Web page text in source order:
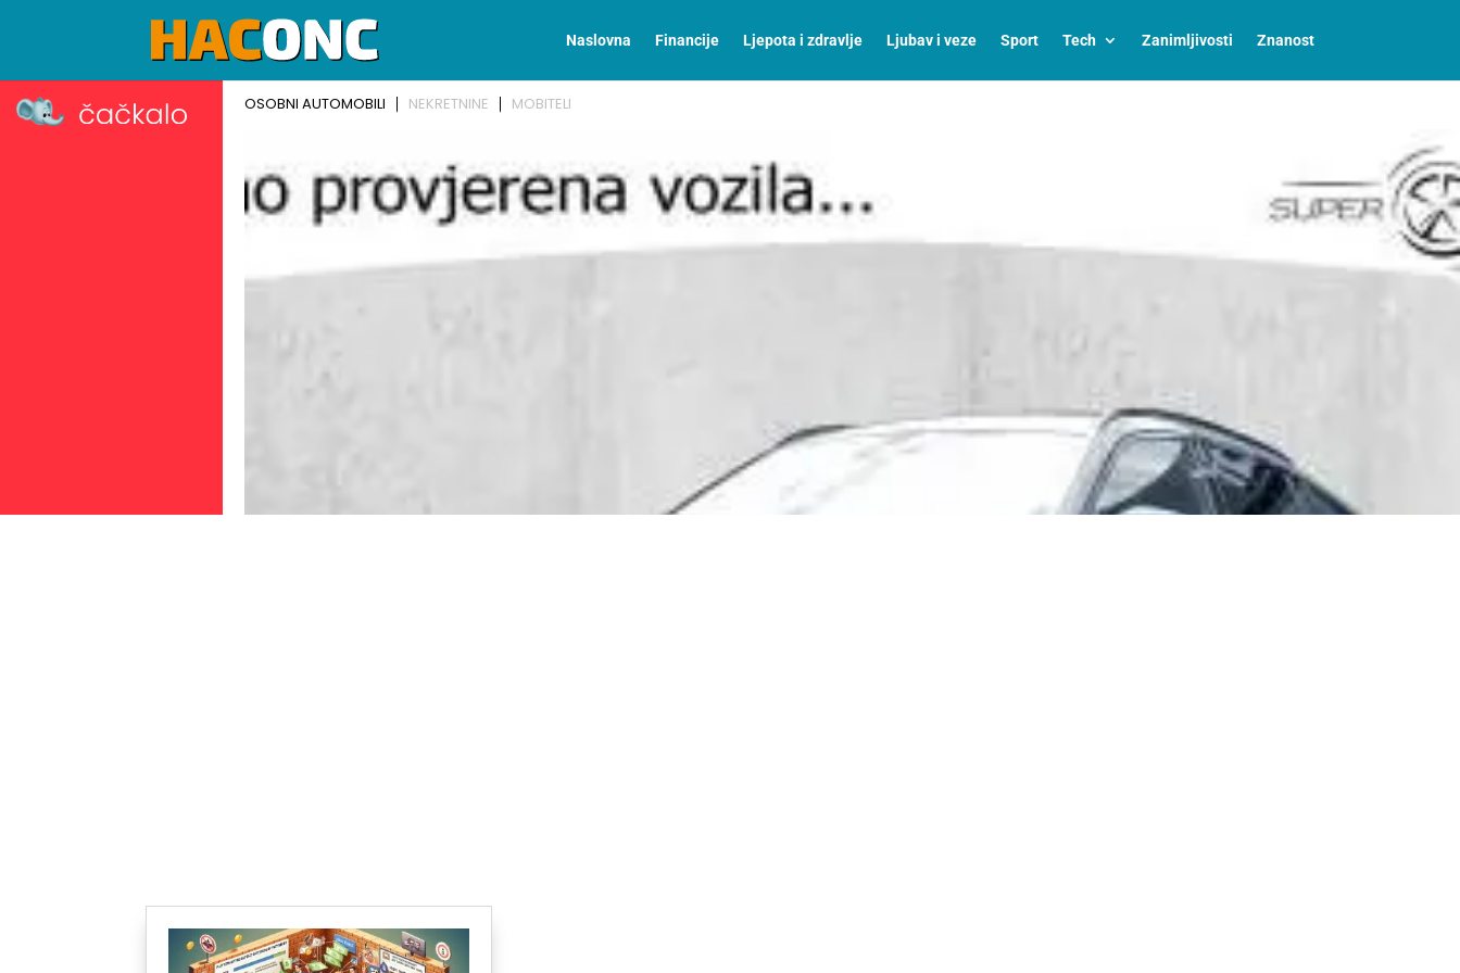
Naslovna Financije Ljepota i zdravlje Ljubav i veze Sport Tech Zanimljivosti Znanost